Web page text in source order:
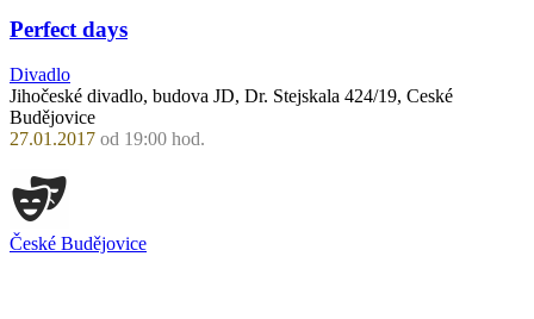
Perfect days
Divadlo
Jihočeské divadlo, budova JD, Dr. Stejskala 424/19, Ceské
Budějovice
27.01.2017 od 19:00 hod.
České Budějovice